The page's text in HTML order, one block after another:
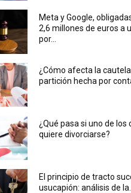
Meta y Google,
2,6 millones de euros a
por...
¿Cómo afecta la
partición hecha por
¿Qué pasa si uno de los
quiere divorciarse?
El principio de tracto
usucapión: análisis de la...